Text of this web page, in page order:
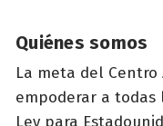
Quiénes somos
La meta del Centro
empoderar a
Ley para